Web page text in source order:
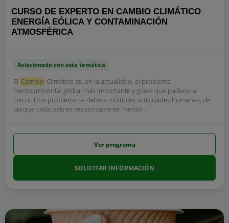
CURSO DE EXPERTO EN CAMBIO CLIMÁTICO
ENERGÍA EÓLICA Y CONTAMINACIÓN
ATMOSFÉRICA
Relacionado con esta temática
El Cambio Climático es, en la actualidad, el problema
medioambiental global más importante y grave que padece la
Tierra. Este problema se debe a múltiples actividades humanas, de
las que cada país es responsable en menor...
Ver programa
SOLICITAR INFORMACIÓN